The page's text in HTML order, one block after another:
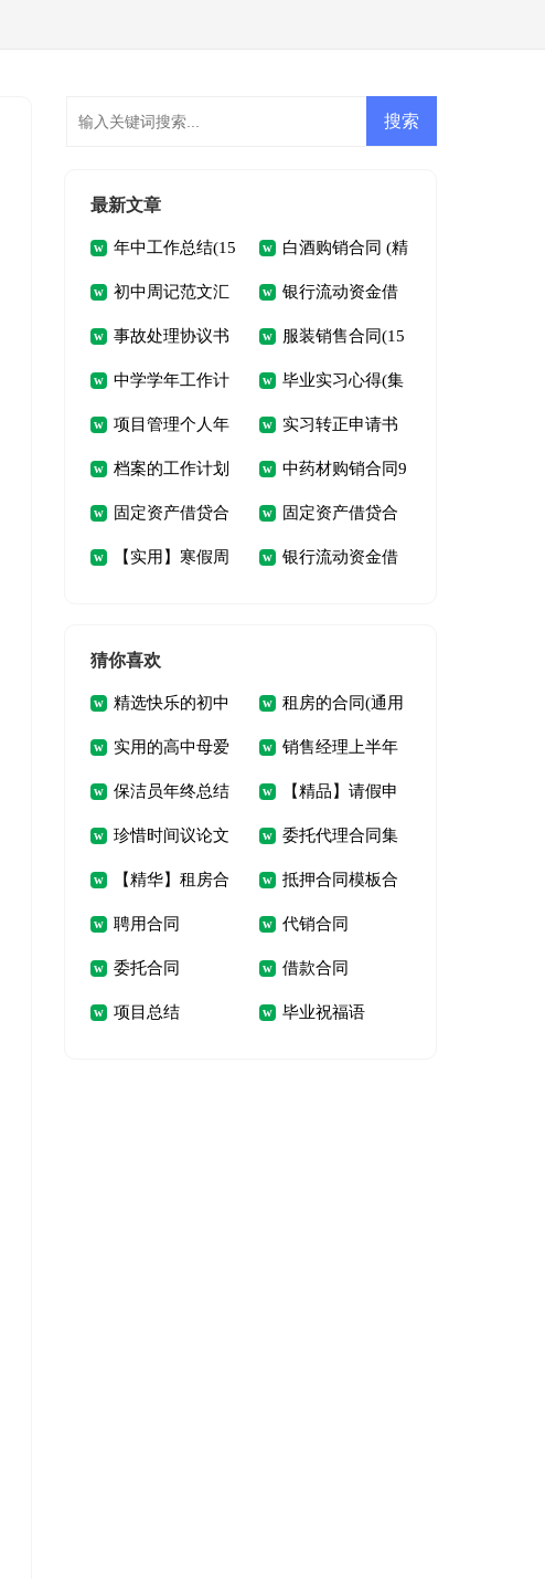
最新文章
年中工作总结(15
篇)
白酒购销合同 (精
选10篇)
初中周记范文汇
编7篇
银行流动资金借
贷合同通用5篇
事故处理协议书
范文合集3篇
服装销售合同(15
篇)
中学学年工作计
划三篇
毕业实习心得(集
合15篇)
项目管理个人年
终工作总结
实习转正申请书
(15篇)
档案的工作计划
汇编10篇
中药材购销合同9
篇
固定资产借贷合
同(8篇)
固定资产借贷合
同精选8篇
【实用】寒假周 银行流动资金借
猜你喜欢
精选快乐的初中
生活作文汇总五篇
租房的合同(通用
15篇)
实用的高中母爱
的作文四篇
销售经理上半年
工作总结
保洁员年终总结 【精品】请假申
请书合集八篇
珍惜时间议论文
(15篇)
委托代理合同集
合15篇
【精华】租房合
同模板集合5篇
抵押合同模板合
集9篇
聘用合同 代销合同
委托合同 借款合同
项目总结 毕业祝福语